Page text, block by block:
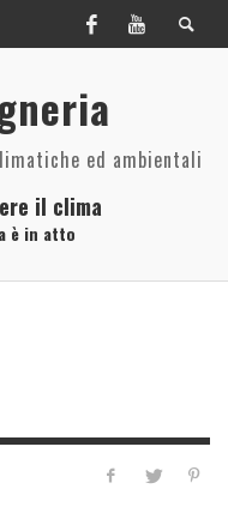
ed ambientali
il clima
è in atto